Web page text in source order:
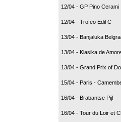
12/04 - GP Pino Cerami
12/04 - Trofeo Edil C
13/04 - Banjaluka
13/04 - Klasika de
13/04 - Grand Prix of
15/04 - Paris -
16/04 - Brabantse Pijl
16/04 - Tour du Loir et